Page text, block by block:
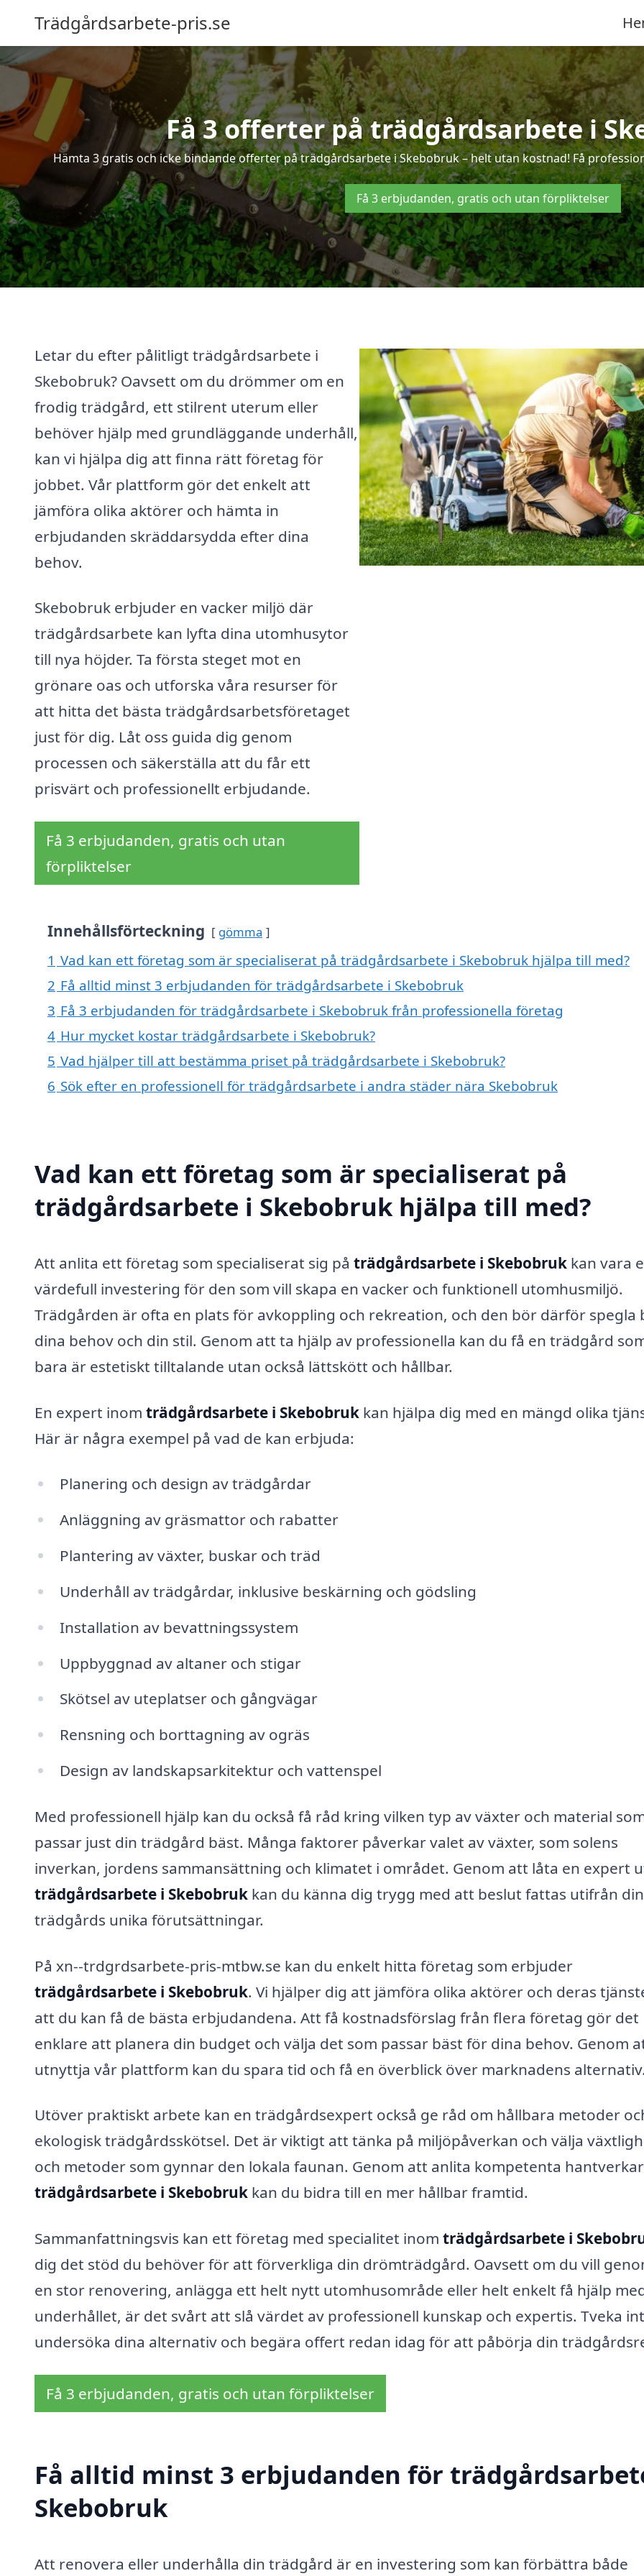
Trädgårdsarbete-pris.se
Få 3 offerter på trädgårdsarbete i
Hämta 3 gratis och icke bindande offerter på trädgårdsarbete i Skebobruk – helt utan kostnad! Få
Få 3 erbjudanden, gratis och utan förpliktelser
Letar du efter pålitligt trädgårdsarbete i
Skebobruk? Oavsett om du drömmer om en
frodig trädgård, ett stilrent uterum eller
behöver hjälp med grundläggande underhåll,
kan vi hjälpa dig att finna rätt företag för
jobbet. Vår plattform gör det enkelt att
jämföra olika aktörer och hämta in
erbjudanden skräddarsydda efter dina
behov.
Skebobruk erbjuder en vacker miljö där
trädgårdsarbete kan lyfta dina utomhusytor
till nya höjder. Ta första steget mot en
grönare oas och utforska våra resurser för
att hitta det bästa trädgårdsarbetsföretaget
just för dig. Låt oss guida dig genom
processen och säkerställa att du får ett
prisvärt och professionellt erbjudande.
Få 3 erbjudanden, gratis och utan
förpliktelser
Innehållsförteckning gömma
1 Vad kan ett företag som är specialiserat på trädgårdsarbete i Skebobruk hjälpa till med?
2 Få alltid minst 3 erbjudanden för trädgårdsarbete i Skebobruk
3 Få 3 erbjudanden för trädgårdsarbete i Skebobruk från professionella företag
4 Hur mycket kostar trädgårdsarbete i Skebobruk?
5 Vad hjälper till att bestämma priset på trädgårdsarbete i Skebobruk?
6 Sök efter en professionell för trädgårdsarbete i andra städer nära Skebobruk
Vad kan ett företag som är specialiserat på
trädgårdsarbete i Skebobruk hjälpa till med?
Att anlita ett företag som specialiserat sig på trädgårdsarbete i Skebobruk kan vara
värdefull investering för den som vill skapa en vacker och funktionell utomhusmiljö.
Trädgården är ofta en plats för avkoppling och rekreation, och den bör därför spegla
dina behov och din stil. Genom att ta hjälp av professionella kan du få en trädgård
bara är estetiskt tilltalande utan också lättskött och hållbar.
En expert inom trädgårdsarbete i Skebobruk kan hjälpa dig med en mängd olika
Här är några exempel på vad de kan erbjuda:
Planering och design av trädgårdar
Anläggning av gräsmattor och rabatter
Plantering av växter, buskar och träd
Underhåll av trädgårdar, inklusive beskärning och gödsling
Installation av bevattningssystem
Uppbyggnad av altaner och stigar
Skötsel av uteplatser och gångvägar
Rensning och borttagning av ogräs
Design av landskapsarkitektur och vattenspel
Med professionell hjälp kan du också få råd kring vilken typ av växter och material
passar just din trädgård bäst. Många faktorer påverkar valet av växter, som solens
inverkan, jordens sammansättning och klimatet i området. Genom att låta en expert
trädgårdsarbete i Skebobruk kan du känna dig trygg med att beslut fattas utifrån din
trädgårds unika förutsättningar.
På xn--trdgrdsarbete-pris-mtbw.se kan du enkelt hitta företag som erbjuder
trädgårdsarbete i Skebobruk. Vi hjälper dig att jämföra olika aktörer och deras
att du kan få de bästa erbjudandena. Att få kostnadsförslag från flera företag gör det
enklare att planera din budget och välja det som passar bäst för dina behov. Genom
utnyttja vår plattform kan du spara tid och få en överblick över marknadens
Utöver praktiskt arbete kan en trädgårdsexpert också ge råd om hållbara metoder
ekologisk trädgårdsskötsel. Det är viktigt att tänka på miljöpåverkan och välja
och metoder som gynnar den lokala faunan. Genom att anlita kompetenta
trädgårdsarbete i Skebobruk kan du bidra till en mer hållbar framtid.
Sammanfattningsvis kan ett företag med specialitet inom trädgårdsarbete i
dig det stöd du behöver för att förverkliga din drömträdgård. Oavsett om du vill
en stor renovering, anlägga ett helt nytt utomhusområde eller helt enkelt få hjälp
underhållet, är det svårt att slå värdet av professionell kunskap och expertis. Tveka
undersöka dina alternativ och begära offert redan idag för att påbörja din
Få 3 erbjudanden, gratis och utan förpliktelser
Få alltid minst 3 erbjudanden för
Skebobruk
Att renovera eller underhålla din trädgård är en investering som kan förbättra både